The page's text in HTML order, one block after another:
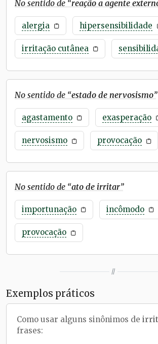
No sentido de “reação a agente
alergia hipersensibilidade
irritação cutânea
No sentido de “estado de nervosismo”
agastamento exasperação
nervosismo provocação
No sentido de “ato de irritar”
importunação incômodo
provocação
//
Exemplos práticos
Como usar alguns sinônimos de
frases: